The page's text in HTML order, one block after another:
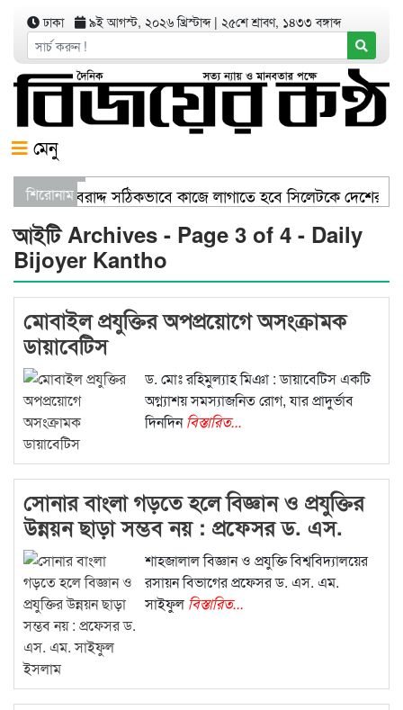
ঢাকা ৯ই আগস্ট, ২০২৬ খ্রিস্টাব্দ| ২৫শে শ্রাবণ, ১৪৩৩ বঙ্গাব্দ
মেনু
শিরোনাম
স্বাস্থ্য খাতের বরাদ্দ সঠিকভাবে কাজে লাগাতে হবে সিলেটকে
খালি জায়গা আছে, গাছ লাগান — আব্দুল কাইয়ুম চৌধুরী
আইটি Archives - Page 3 of 4 - Daily
Bijoyer Kantho
মোবাইল প্রযুক্তির অপপ্রয়োগে অসংক্রামক
ডায়াবেটিস
ড. মোঃ রহিমুল্যাহ মিঞা : ডায়াবেটিস একটি
অগ্ন্যাশয় সমস্যাজনিত রোগ, যার প্রাদুর্ভাব
দিনদিনবিস্তারিত...
সোনার বাংলা গড়তে হলে বিজ্ঞান ও প্রযুক্তির
উন্নয়ন ছাড়া সম্ভব নয় : প্রফেসর ড. এস.
এম. সাইফুল ইসলামশাহজালাল বিজ্ঞান ও প্রযুক্তি বিশ্ববিদ্যালয়ের
রসায়ন বিভাগের প্রফেসর ড. এস. এম.
সাইফুল বিস্তারিত...